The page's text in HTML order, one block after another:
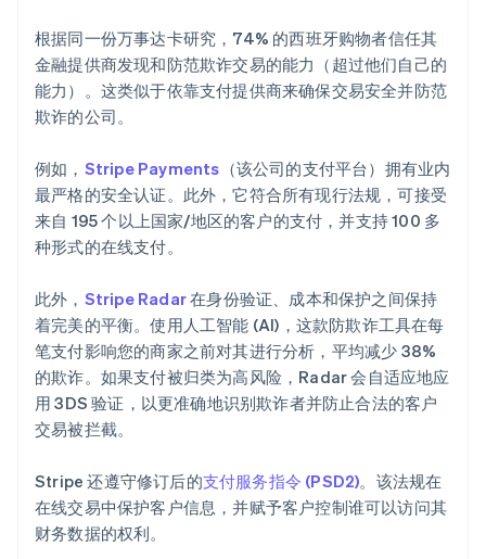
根据同一份万事达卡研究，74% 的西班牙购物者信任其
金融提供商发现和防范欺诈交易的能力（超过他们自己的
能力）。这类似于依靠支付提供商来确保交易安全并防范
欺诈的公司。
例如， Stripe Payments （该公司的支付平台）拥有业内
最严格的安全认证。此外，它符合所有现行法规，可接受
来自 195 个以上国家/地区的客户的支付，并支持 100 多
种形式的在线支付。
此外， Stripe Radar在身份验证、成本和保护之间保持
着完美的平衡。使用人工智能 (AI)，这款防欺诈工具在每
笔支付影响您的商家之前对其进行分析，平均减少 38%
的欺诈。如果支付被归类为高风险，Radar 会自适应地应
用 3DS 验证，以更准确地识别欺诈者并防止合法的客户
交易被拦截。
Stripe 还遵守修订后的支付服务指令 (PSD2)。该法规在
在线交易中保护客户信息，并赋予客户控制谁可以访问其
财务数据的权利。